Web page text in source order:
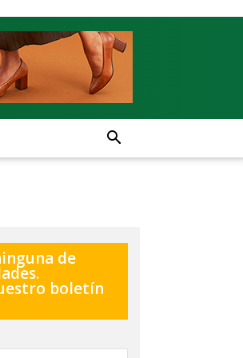
de
boletín